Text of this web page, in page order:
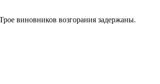
виновников возгорания задержаны.